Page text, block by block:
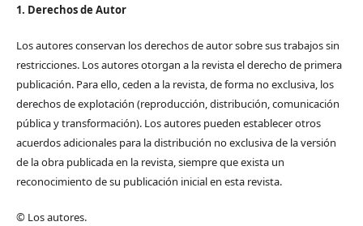
1. Derechos de Autor
Los autores conservan los derechos de autor sobre sus trabajos sin
restricciones. Los autores otorgan a la revista el derecho de primera
publicación. Para ello, ceden a la revista, de forma no exclusiva, los
derechos de explotación (reproducción, distribución, comunicación
pública y transformación). Los autores pueden establecer otros
acuerdos adicionales para la distribución no exclusiva de la versión
de la obra publicada en la revista, siempre que exista un
reconocimiento de su publicación inicial en esta revista.
© Los autores.